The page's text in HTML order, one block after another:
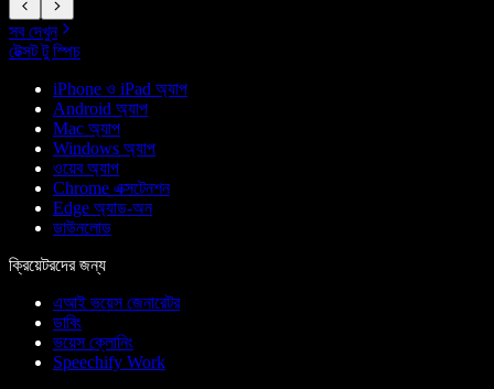
সব দেখুন
টেক্সট টু স্পিচ
iPhone ও iPad অ্যাপ
Android অ্যাপ
Mac অ্যাপ
Windows অ্যাপ
ওয়েব অ্যাপ
Chrome এক্সটেনশন
Edge অ্যাড-অন
ডাউনলোড
ক্রিয়েটরদের জন্য
এআই ভয়েস জেনারেটর
ডাবিং
ভয়েস ক্লোনিং
Speechify Work